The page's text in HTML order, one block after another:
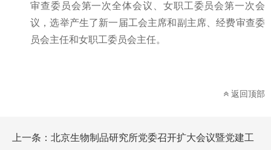
审查委员会第一次全体会议、女职工委员会第一次会
议，选举产生了新一届工会主席和副主席、经费审查委
员会主任和女职工委员会主任。
返回顶部
上一条： 北京生物制品研究所党委召开扩大会议暨党建工